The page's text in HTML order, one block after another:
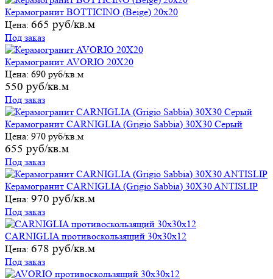
Керамогранит BOTTICINO (Beige) 20х20
Цена: 665 руб/кв.м
Под заказ
Керамогранит AVORIO 20X20
Цена: 690 руб/кв.м
550 руб/кв.м
Под заказ
Керамогранит CARNIGLIA (Grigio Sabbia) 30X30 Серый
Цена: 970 руб/кв.м
655 руб/кв.м
Под заказ
Керамогранит CARNIGLIA (Grigio Sabbia) 30X30 ANTISLIP
Цена: 970 руб/кв.м
Под заказ
CARNIGLIA противоскользящий 30х30х12
Цена: 678 руб/кв.м
Под заказ